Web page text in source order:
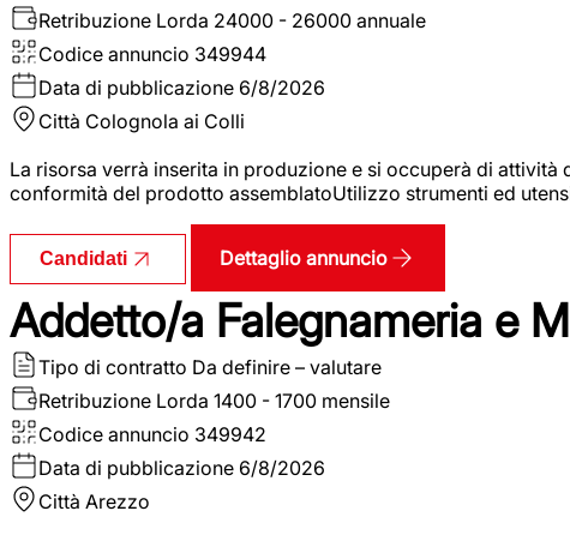
Retribuzione Lorda 24000 - 26000 annuale
Codice annuncio 349944
Data di pubblicazione 6/8/2026
Città Colognola ai Colli
La risorsa verrà inserita in produzione e si occuperà di
conformità del prodotto assemblatoUtilizzo strumenti ed
Candidati Dettaglio annuncio
Addetto/a Falegnameria e
Tipo di contratto Da definire – valutare
Retribuzione Lorda 1400 - 1700 mensile
Codice annuncio 349942
Data di pubblicazione 6/8/2026
Città Arezzo